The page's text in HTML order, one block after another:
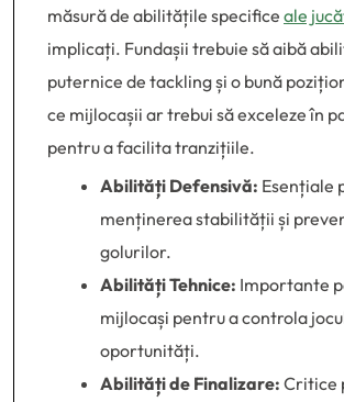
măsură de abilitățile specifice ale
implicați. Fundașii trebuie să aibă
puternice de tackling și o bună
ce mijlocașii ar trebui să exceleze în
pentru a facilita tranzițiile.
Abilități Defensivă: Esențiale
menținerea stabilității și
golurilor.
Abilități Tehnice: Importante
mijlocași pentru a controla
oportunități.
Abilități de Finalizare: Critice